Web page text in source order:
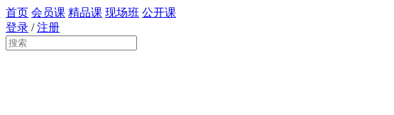
首页 会员课 精品课 现场班 公开课
登录 /注册